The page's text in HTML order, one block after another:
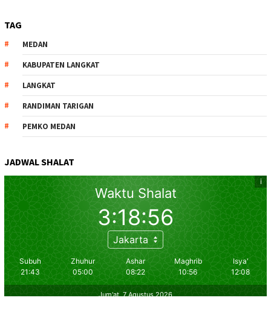
TAG
MEDAN
KABUPATEN LANGKAT
LANGKAT
RANDIMAN TARIGAN
PEMKO MEDAN
JADWAL SHALAT